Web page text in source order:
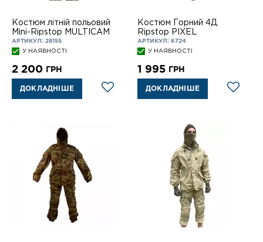
Костюм літній польовий
Mini-Ripstop MULTICAM
АРТИКУЛ: 28155
У НАЯВНОСТІ
2 200 ГРН
ДОКЛАДНІШЕ
Костюм Горний 4Д
Ripstop PIXEL
АРТИКУЛ: 6724
У НАЯВНОСТІ
1 995 ГРН
ДОКЛАДНІШЕ